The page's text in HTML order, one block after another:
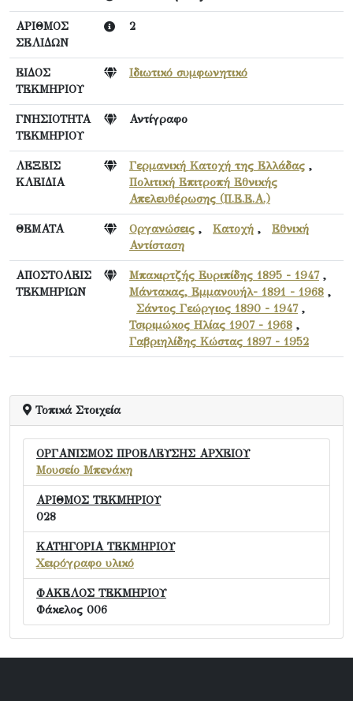
ΑΡΙΘΜΟΣ
ΣΕΛΙΔΩΝ
2
ΕΙΔΟΣ
ΤΕΚΜΗΡΙΟΥ
Ιδιωτικό συμφωνητικό
ΓΝΗΣΙΟΤΗΤΑ
ΤΕΚΜΗΡΙΟΥ
Αντίγραφο
ΛΕΞΕΙΣ
ΚΛΕΙΔΙΑ
Γερμανική Κατοχή της Ελλάδας ,
Πολιτική Επιτροπή Εθνικής
Απελευθέρωσης (Π.Ε.Ε.Α.)
ΘΕΜΑΤΑ Οργανώσεις , Κατοχή , Εθνική
Αντίσταση
ΑΠΟΣΤΟΛΕΙΣ
ΤΕΚΜΗΡΙΩΝ
Μπακιρτζής Ευριπίδης 1895 - 1947,
Μάντακας, Εμμανουήλ- 1891 - 1968 ,
Σάντος Γεώργιος 1890 - 1947,
Τσιριμώκος Ηλίας 1907 - 1968 ,
Γαβριηλίδης Κώστας 1897 - 1952
Τοπικά Στοιχεία
ΟΡΓΑΝΙΣΜΟΣ ΠΡΟΕΛΕΥΣΗΣ ΑΡΧΕΙΟΥ
Μουσείο Μπενάκη
ΑΡΙΘΜΟΣ ΤΕΚΜΗΡΙΟΥ
028
ΚΑΤΗΓΟΡΙΑ ΤΕΚΜΗΡΙΟΥ
Χειρόγραφο υλικό
ΦΑΚΕΛΟΣ ΤΕΚΜΗΡΙΟΥ
Φάκελος 006